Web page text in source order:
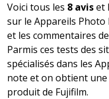
Voici tous les 8 aviset
sur le Appareils Photo
et les commentaires
Parmis ces tests des
spécialisés dans les
note et on obtient une
produit de Fujifilm.